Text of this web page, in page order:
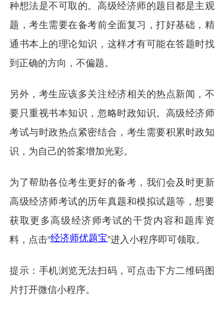
种想法是不可取的。高级经济师的题目都是主观
题，考生需要在备考前全面复习，打好基础，精
通书本上的理论知识，这样才有可能在答题时找
到正确的方向，不偏题。
另外，考生应该多关注经济相关的热点新闻，不
要只重视书本知识，忽略时政知识。高级经济师
考试与时政热点紧密结合，考生需要积累时政知
识，为自己的答案增加光彩。
为了帮助各位考生更好的备考，我们会及时更新
高级经济师考试的历年真题和模拟试题等，想要
获取更多高级经济师考试的干货内容和题库资
料，点击“经济师优题宝”进入小程序即可领取。
提示：手机浏览无法扫码，可点击下方二维码图
片打开微信小程序。